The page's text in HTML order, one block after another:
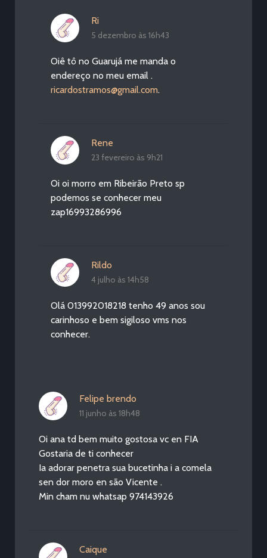
Ri
5 dezembro às 16h43
Oiê tô no Guarujá me manda o
endereço no meu email .
ricardostramos@gmail.com.
Rene
23 fevereiro às 9h21
Oi oi morro em Ribeirão Preto sp
podemos se conhecer meu
zap16993286996
Rildo
4 julho às 14h58
Olá 013992018218 tenho 49 anos sou
carinhoso e bem sigiloso vms nos
conhecer.
Felipe brendo
11 junho às 18h48
Oi ana td bem muito gostosa vc en FIA
Gostaria de ti conhecer
Ia adorar penetra sua bucetinha i a comela
sen dor moro en são Vicente .
Min cham nu whatsap 974143926
Caique